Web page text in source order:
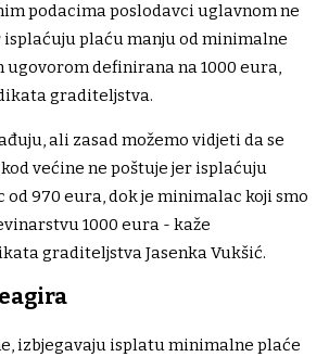
podacima poslodavci uglavnom ne
plaću manju od minimalne
ugovorom definirana na 1000 eura,
graditeljstva.
ali zasad možemo vidjeti da se
većine ne poštuje jer isplaćuju
970 eura, dok je minimalac koji smo
1000 eura - kaže
graditeljstva Jasenka Vukšić.
izbjegavaju isplatu minimalne plaće